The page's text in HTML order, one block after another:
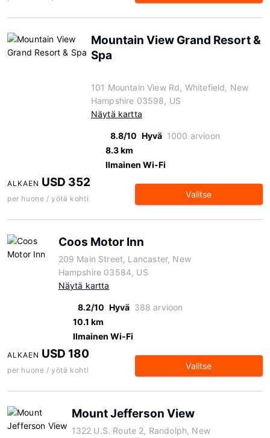
Mountain View Grand Resort &
Spa
101 Mountain View Rd, Whitefield, New
Hampshire 03598, US
Näytä kartta
8.8/10 Hyvä 1000 arvioon
8.3 km
Ilmainen Wi-Fi
ALKAEN USD 352
per huone / yötä kohti Valitse
Coos Motor Inn
209 Main Street, Lancaster, New
Hampshire 03584, US
Näytä kartta
8.2/10 Hyvä 388 arvioon
10.1 km
Ilmainen Wi-Fi
ALKAEN USD 180
per huone / yötä kohti Valitse
Mount Jefferson View
1322 U.S. Route 2, Randolph, New